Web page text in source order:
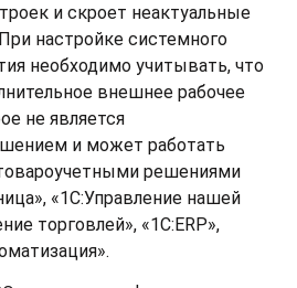
и скроет неактуальные
настройке системного
необходимо учитывать, что
внешнее рабочее
не является
и может работать
решениями
«1С:Управление нашей
торговлей», «1С:ERP»,